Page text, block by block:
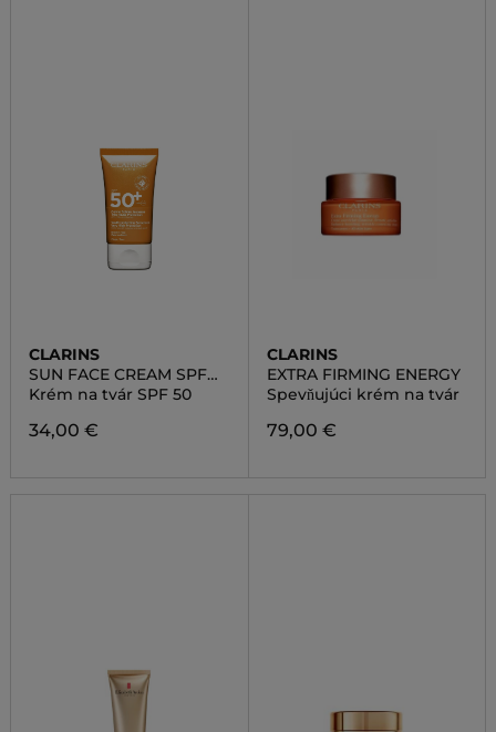
CLARINS
SUN FACE CREAM SPF
50
Krém na tvár SPF 50
34,00 €
CLARINS
EXTRA FIRMING ENERGY
Spevňujúci krém na tvár
79,00 €